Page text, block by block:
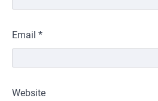
Email *
Website